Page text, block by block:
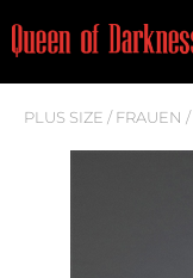
PLUS SIZE / FRAUEN /